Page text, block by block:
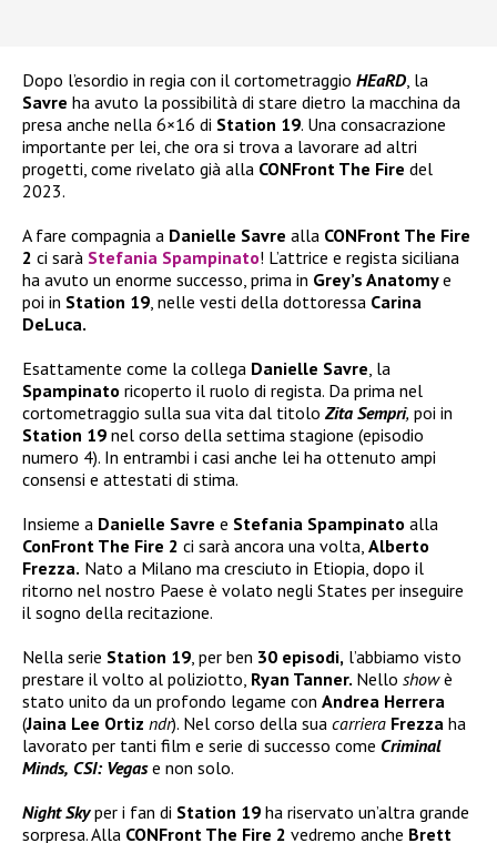
Dopo l’esordio in regia con il cortometraggio HEaRD , la
Savre ha avuto la possibilità di stare dietro la macchina da
presa anche nella 6×16 di Station 19. Una consacrazione
importante per lei, che ora si trova a lavorare ad altri
progetti, come rivelato già alla CONFront The Fire del
2023.
A fare compagnia a Danielle Savre alla CONFront The Fire
2 ci sarà Stefania Spampinato! L’attrice e regista siciliana
ha avuto un enorme successo, prima in Grey’s Anatomye
poi in Station 19 , nelle vesti della dottoressa Carina
DeLuca.
Esattamente come la collega Danielle Savre , la
Spampinato ricoperto il ruolo di regista. Da prima nel
cortometraggio sulla sua vita dal titolo Zita Sempri, poi in
Station 19 nel corso della settima stagione (episodio
numero 4). In entrambi i casi anche lei ha ottenuto ampi
consensi e attestati di stima.
Insieme a Danielle Savre e Stefania Spampinato alla
ConFront The Fire 2 ci sarà ancora una volta, Alberto
Frezza. Nato a Milano ma cresciuto in Etiopia, dopo il
ritorno nel nostro Paese è volato negli States per inseguire
il sogno della recitazione.
Nella serie Station 19 , per ben 30 episodi, l’abbiamo visto
prestare il volto al poliziotto, Ryan Tanner. Nello showè
stato unito da un profondo legame con Andrea Herrera
(Jaina Lee Ortiz ndr). Nel corso della sua carriera Frezza ha
lavorato per tanti film e serie di successo come Criminal
Minds, CSI: Vegase non solo.
Night Skyper i fan di Station 19 ha riservato un’altra grande
sorpresa. Alla CONFront The Fire 2 vedremo anche Brett